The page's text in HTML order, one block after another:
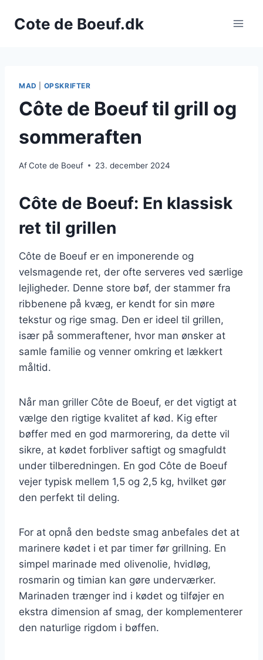
Cote de Boeuf.dk
MAD OPSKRIFTER
Côte de Boeuf til grill og
sommeraften
AfCote de Boeuf 23. december 2024
Côte de Boeuf: En klassisk
ret til grillen
Côte de Boeuf er en imponerende og
velsmagende ret, der ofte serveres ved særlige
lejligheder. Denne store bøf, der stammer fra
ribbenene på kvæg, er kendt for sin møre
tekstur og rige smag. Den er ideel til grillen,
især på sommeraftener, hvor man ønsker at
samle familie og venner omkring et lækkert
måltid.
Når man griller Côte de Boeuf, er det vigtigt at
vælge den rigtige kvalitet af kød. Kig efter
bøffer med en god marmorering, da dette vil
sikre, at kødet forbliver saftigt og smagfuldt
under tilberedningen. En god Côte de Boeuf
vejer typisk mellem 1,5 og 2,5 kg, hvilket gør
den perfekt til deling.
For at opnå den bedste smag anbefales det at
marinere kødet i et par timer før grillning. En
simpel marinade med olivenolie, hvidløg,
rosmarin og timian kan gøre underværker.
Marinaden trænger ind i kødet og tilføjer en
ekstra dimension af smag, der komplementerer
den naturlige rigdom i bøffen.